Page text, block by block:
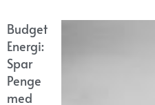
Budget
Energi:
Spar
Penge
med